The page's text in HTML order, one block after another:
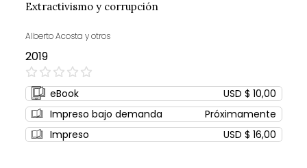
Extractivismo y corrupción
Alberto Acosta y otros
2019
0%
eBook
USD $ 10,00
Impreso bajo demanda
Próximamente
Impreso
USD $ 16,00